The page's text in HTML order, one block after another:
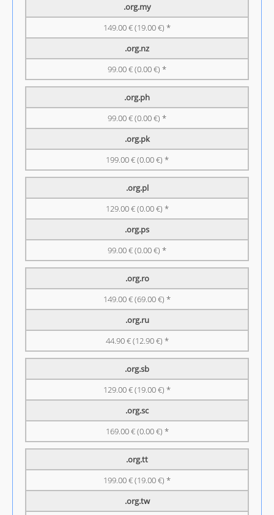
.org.my
149.00 € (19.00 €) *
.org.nz
99.00 € (0.00 €) *
.org.ph
99.00 € (0.00 €) *
.org.pk
199.00 € (0.00 €) *
.org.pl
129.00 € (0.00 €) *
.org.ps
99.00 € (0.00 €) *
.org.ro
149.00 € (69.00 €) *
.org.ru
44.90 € (12.90 €) *
.org.sb
129.00 € (19.00 €) *
.org.sc
169.00 € (0.00 €) *
.org.tt
199.00 € (19.00 €) *
.org.tw